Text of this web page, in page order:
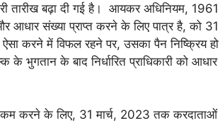
बढ़ा दी गई है। आयकर अधिनियम, 1961
संख्या प्राप्त करने के लिए पात्र है, को 31
करने में विफल रहने पर, उसका पैन निष्क्रिय
के भुगतान के बाद निर्धारित प्राधिकारी को
कम करने के लिए, 31 मार्च, 2023 तक करदाताओं